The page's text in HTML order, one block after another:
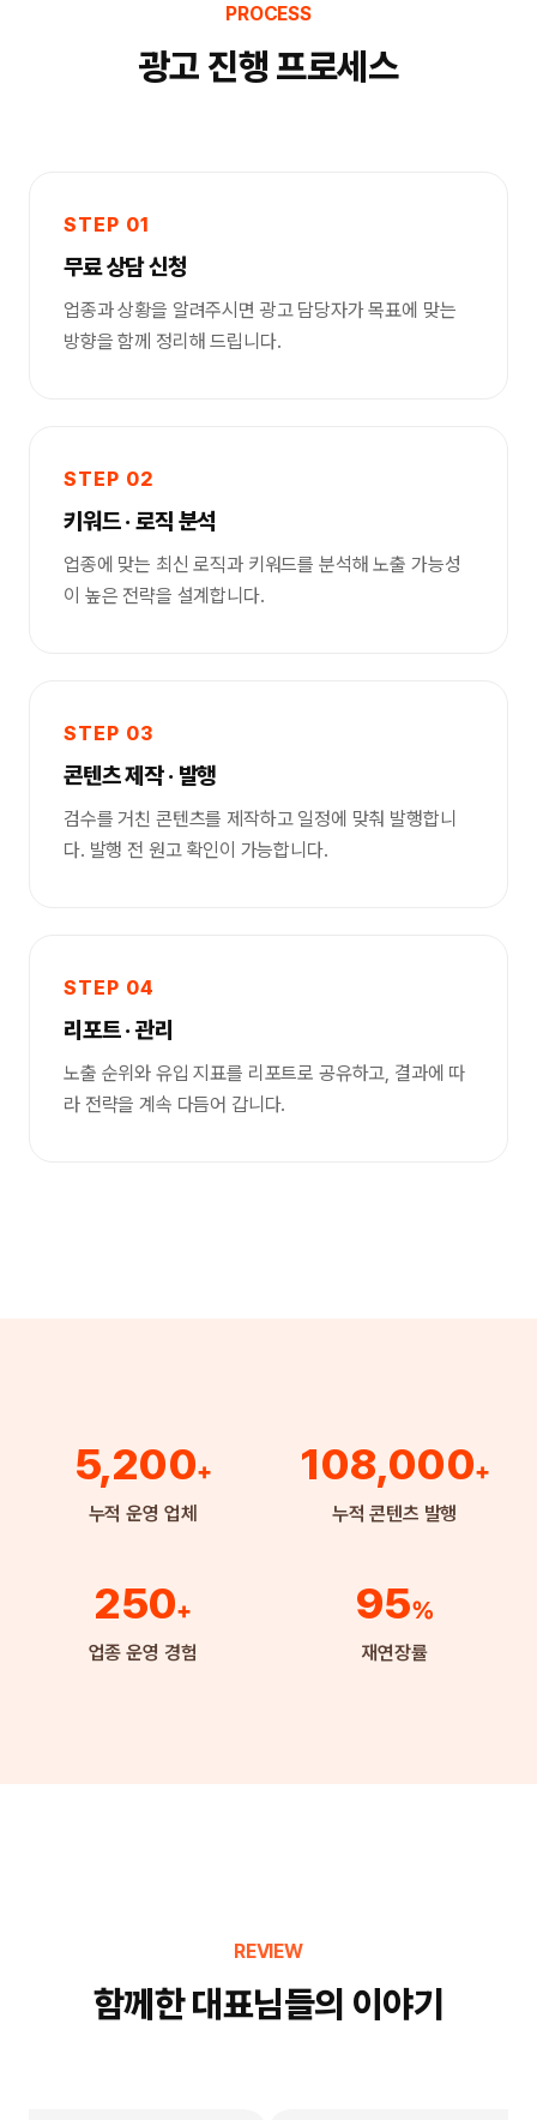
PROCESS
광고 진행 프로세스
STEP 01
무료 상담 신청
업종과 상황을 알려주시면 광고 담당자가 목표에 맞는
방향을 함께 정리해 드립니다.
STEP 02
키워드 · 로직 분석
업종에 맞는 최신 로직과 키워드를 분석해 노출 가능성
이 높은 전략을 설계합니다.
STEP 03
콘텐츠 제작 · 발행
검수를 거친 콘텐츠를 제작하고 일정에 맞춰 발행합니
다. 발행 전 원고 확인이 가능합니다.
STEP 04
리포트 · 관리
노출 순위와 유입 지표를 리포트로 공유하고, 결과에 따
라 전략을 계속 다듬어 갑니다.
5,200+
누적 운영 업체
108,000+
누적 콘텐츠 발행
250+
업종 운영 경험
95%
재연장률
REVIEW
함께한 대표님들의 이야기